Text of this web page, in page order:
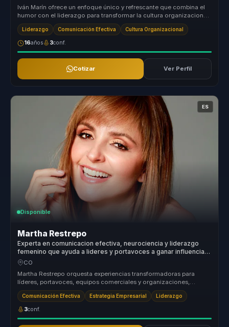
Iván Marín ofrece un enfoque único y refrescante que combina el
humor con el liderazgo para transformar la cultura organizacional
de mane...
Liderazgo Comunicación Efectiva Cultura Organizacional
16años 3conf.
Cotizar Ver Perfil
ES
Disponible
Martha Restrepo
Experta en comunicacion efectiva, neurociencia y liderazgo
femenino que ayuda a lideres y portavoces a ganar influencia,
claridad y recordacion.
CO
Martha Restrepo orquesta experiencias transformadoras para
líderes, portavoces, equipos comerciales y organizaciones,
ayudándoles a dejar...
Comunicación Efectiva Estrategia Empresarial Liderazgo
3conf.